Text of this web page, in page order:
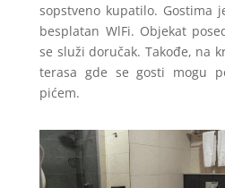
sopstveno kupatilo. Gostima
besplatan WlFi. Objekat
se služi doručak. Takođe, na
terasa gde se gosti mogu
pićem.